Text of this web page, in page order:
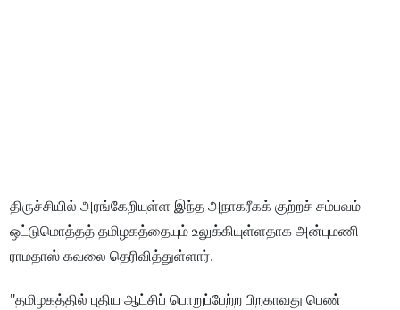
திருச்சியில் அரங்கேறியுள்ள இந்த அநாகரீகக் குற்றச் சம்பவம்
ஒட்டுமொத்தத் தமிழகத்தையும் உலுக்கியுள்ளதாக அன்புமணி
ராமதாஸ் கவலை தெரிவித்துள்ளார்.
"தமிழகத்தில் புதிய ஆட்சிப் பொறுப்பேற்ற பிறகாவது பெண்